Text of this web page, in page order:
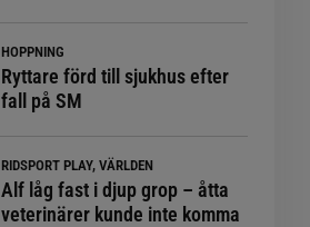
HOPPNING
Ryttare förd till sjukhus efter
fall på SM
RIDSPORT PLAY, VÄRLDEN
Alf låg fast i djup grop – åtta
veterinärer kunde inte komma